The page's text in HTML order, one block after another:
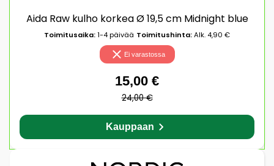
Aida Raw kulho korkea Ø 19,5 cm Midnight blue
Toimitusaika:1-4 päivää Toimitushinta:Alk. 4,90 €
Ei varastossa
15,00 €
24,00 €
Kauppaan